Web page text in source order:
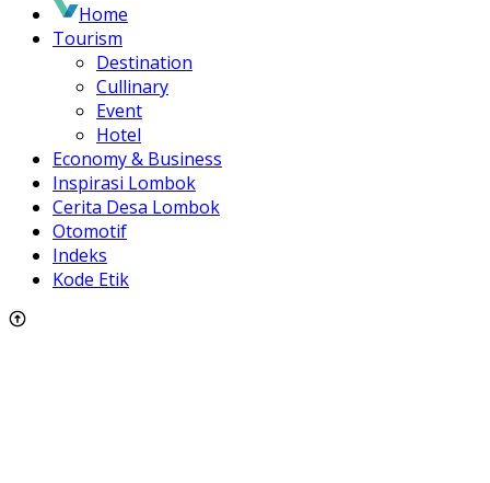
Home
Tourism
Destination
Cullinary
Event
Hotel
Economy & Business
Inspirasi Lombok
Cerita Desa Lombok
Otomotif
Indeks
Kode Etik